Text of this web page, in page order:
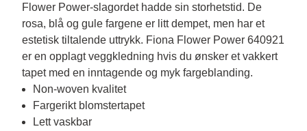
Flower Power-slagordet hadde sin storhetstid. De
rosa, blå og gule fargene er litt dempet, men har et
estetisk tiltalende uttrykk. Fiona Flower Power 640921
er en opplagt veggkledning hvis du ønsker et vakkert
tapet med en inntagende og myk fargeblanding.
Non-woven kvalitet
Fargerikt blomstertapet
Lett vaskbar